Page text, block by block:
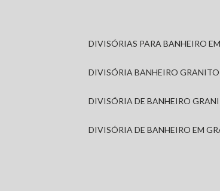
DIVISÓRIAS PARA BANHEIRO
DIVISÓRIA BANHEIRO GRANITO
DIVISÓRIA DE BANHEIRO
DIVISÓRIA DE BANHEIRO EM